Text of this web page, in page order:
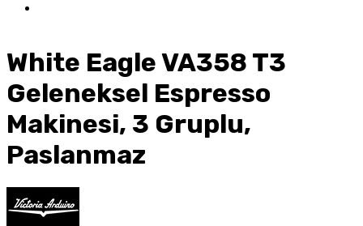
White Eagle VA358 T3
Geleneksel Espresso
Makinesi, 3 Gruplu,
Paslanmaz